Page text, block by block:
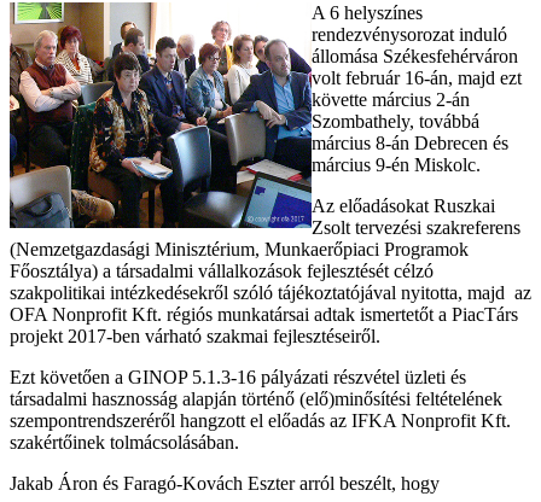
A 6 helyszínes
rendezvénysorozat induló
állomása Székesfehérváron
volt február 16-án, majd ezt
követte március 2-án
Szombathely, továbbá
március 8-án Debrecen és
március 9-én Miskolc.
Az előadásokat Ruszkai
Zsolt tervezési szakreferens
(Nemzetgazdasági Minisztérium, Munkaerőpiaci Programok
Főosztálya) a társadalmi vállalkozások fejlesztését célzó
szakpolitikai intézkedésekről szóló tájékoztatójával nyitotta, majd az
OFA Nonprofit Kft. régiós munkatársai adtak ismertetőt a PiacTárs
projekt 2017-ben várható szakmai fejlesztéseiről.
Ezt követően a GINOP 5.1.3-16 pályázati részvétel üzleti és
társadalmi hasznosság alapján történő (elő)minősítési feltételének
szempontrendszeréről hangzott el előadás az IFKA Nonprofit Kft.
szakértőinek tolmácsolásában.
Jakab Áron és Faragó-Kovách Eszter arról beszélt, hogy